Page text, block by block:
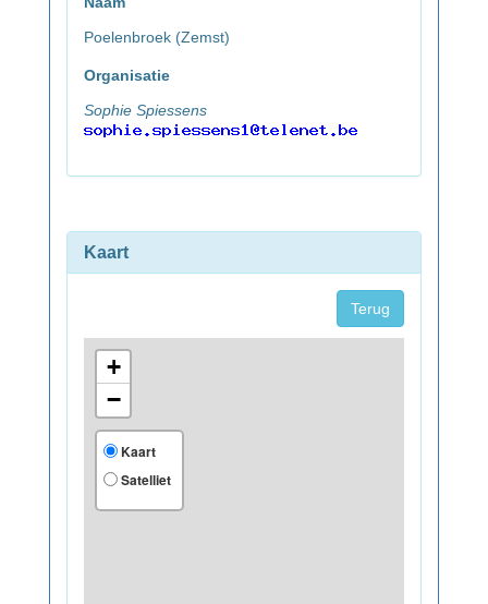
Poelenbroek (Zemst)
Organisatie
Sophie Spiessens
Kaart
Terug
+
−
Kaart
Satelliet